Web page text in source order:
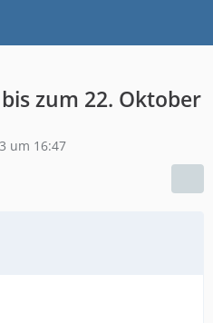
zum 22. Oktober
um 16:47